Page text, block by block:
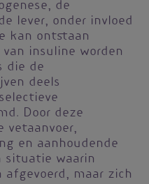
de
lever, onder invloed
kan ontstaan
insuline worden
die de
deels
Door deze
vetaanvoer,
en aanhoudende
situatie waarin
maar zich